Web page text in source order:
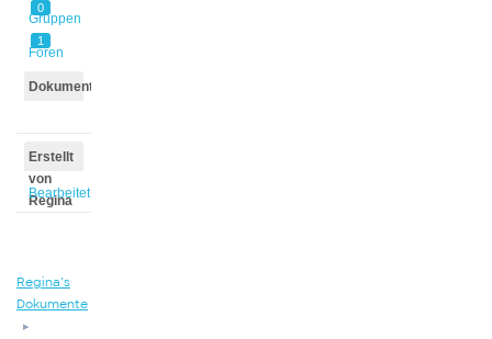
0
Gruppen
1
Foren
Dokumente
Erstellt
von
Regina
Bearbeitet
Regina’s
Dokumente
▸